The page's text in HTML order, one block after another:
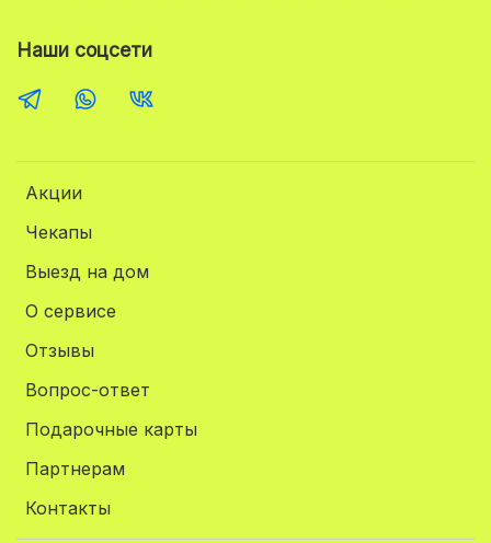
Акции
Чекапы
Выезд на дом
О сервисе
Отзывы
Вопрос-ответ
Подарочные карты
Партнерам
Контакты
Наши соцсети